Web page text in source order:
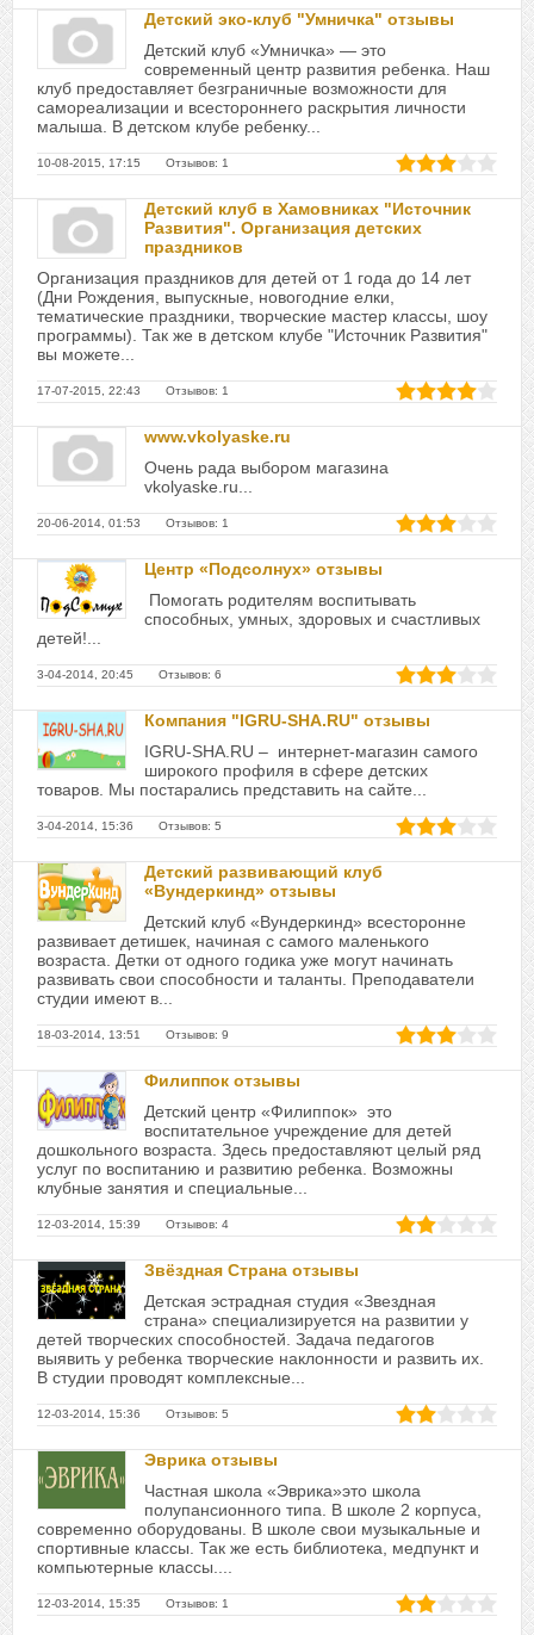
Детский эко-клуб "Умничка" отзывы
Детский клуб «Умничка» — это
современный центр развития ребенка. Наш
клуб предоставляет безграничные возможности для
самореализации и всестороннего раскрытия личности
малыша. В детском клубе ребенку...
10-08-2015, 17:15 Отзывов: 1
Детский клуб в Хамовниках "Источник
Развития". Организация детских
праздников
Организация праздников для детей от 1 года до 14 лет
(Дни Рождения, выпускные, новогодние елки,
тематические праздники, творческие мастер классы, шоу
программы). Так же в детском клубе "Источник Развития"
вы можете...
17-07-2015, 22:43 Отзывов: 1
www.vkolyaske.ru
Очень рада выбором магазина
vkolyaske.ru...
20-06-2014, 01:53 Отзывов: 1
Центр «Подсолнух» отзывы
Помогать родителям воспитывать
способных, умных, здоровых и счастливых
детей!...
3-04-2014, 20:45 Отзывов: 6
Компания "IGRU-SHA.RU" отзывы
IGRU-SHA.RU – интернет-магазин самого
широкого профиля в сфере детских
товаров. Мы постарались представить на сайте...
3-04-2014, 15:36 Отзывов: 5
Детский развивающий клуб
«Вундеркинд» отзывы
Детский клуб «Вундеркинд» всесторонне
развивает детишек, начиная с самого маленького
возраста. Детки от одного годика уже могут начинать
развивать свои способности и таланты. Преподаватели
студии имеют в...
18-03-2014, 13:51 Отзывов: 9
Филиппок отзывы
Детский центр «Филиппок» это
воспитательное учреждение для детей
дошкольного возраста. Здесь предоставляют целый ряд
услуг по воспитанию и развитию ребенка. Возможны
клубные занятия и специальные...
12-03-2014, 15:39 Отзывов: 4
Звёздная Страна отзывы
Детская эстрадная студия «Звездная
страна» специализируется на развитии у
детей творческих способностей. Задача педагогов
выявить у ребенка творческие наклонности и развить их.
В студии проводят комплексные...
12-03-2014, 15:36 Отзывов: 5
Эврика отзывы
Частная школа «Эврика»это школа
полупансионного типа. В школе 2 корпуса,
современно оборудованы. В школе свои музыкальные и
спортивные классы. Так же есть библиотека, медпункт и
компьютерные классы....
12-03-2014, 15:35 Отзывов: 1